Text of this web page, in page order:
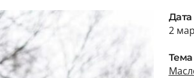
Дата
2